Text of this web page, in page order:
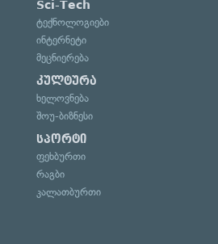
Sci-Tech
ტექნოლოგიები
ინტერნეტი
მეცნიერება
კულტურა
ხელოვნება
შოუ-ბიზნესი
სპორტი
ფეხბურთი
რაგბი
კალათბურთი